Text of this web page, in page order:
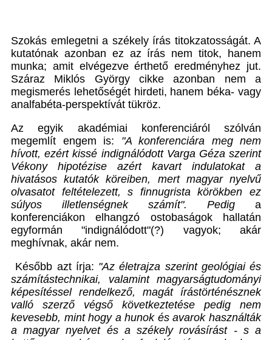
Szokás emlegetni a székely írás titokzatosságát. A
kutatónak azonban ez az írás nem titok, hanem
munka; amit elvégezve érthető eredményhez jut.
Száraz Miklós György cikke azonban nem a
megismerés lehetőségét hirdeti, hanem béka- vagy
analfabéta-perspektívát tükröz.
Az egyik akadémiai konferenciáról szólván
megemlít engem is: "A konferenciára meg nem
hívott, ezért kissé indignálódott Varga Géza szerint
Vékony hipotézise azért kavart indulatokat a
hivatásos kutatók köreiben, mert magyar nyelvű
olvasatot feltételezett, s finnugrista körökben ez
súlyos illetlenségnek számít". Pedig
a
konferenciákon elhangzó ostobaságok hallatán
egyformán "indignálódott"(?) vagyok; akár
meghívnak, akár nem.
Később azt írja: "Az életrajza szerint geológiai és
számítástechnikai, valamint magyarságtudományi
képesítéssel rendelkező, magát írástörténésznek
valló szerző végső következtetése pedig nem
kevesebb, mint hogy a hunok és avarok használták
a magyar nyelvet és a székely rovásírást - s a